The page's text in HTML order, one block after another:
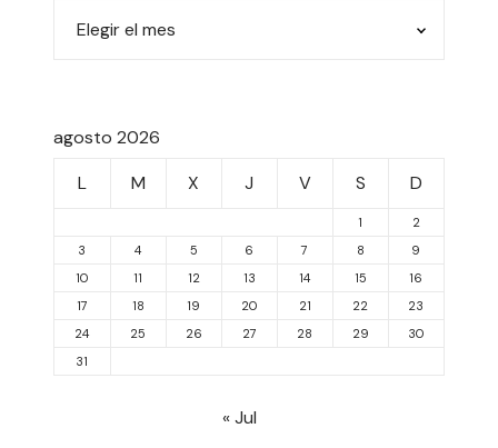
agosto 2026
L
M X J V S D
1
2
3
4 5 6 7 8
9
10
11 12 13 14 15
16
17
18 19 20 21 22
23
24
25 26 27 28 29
30
31
« Jul